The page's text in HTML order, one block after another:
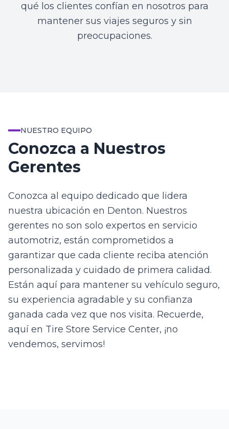
qué los clientes confían en nosotros para
mantener sus viajes seguros y sin
preocupaciones.
NUESTRO EQUIPO
Conozca a Nuestros
Gerentes
Conozca al equipo dedicado que lidera
nuestra ubicación en Denton. Nuestros
gerentes no son solo expertos en servicio
automotriz, están comprometidos a
garantizar que cada cliente reciba atención
personalizada y cuidado de primera calidad.
Están aquí para mantener su vehículo seguro,
su experiencia agradable y su confianza
ganada cada vez que nos visita. Recuerde,
aquí en Tire Store Service Center, ¡no
vendemos, servimos!